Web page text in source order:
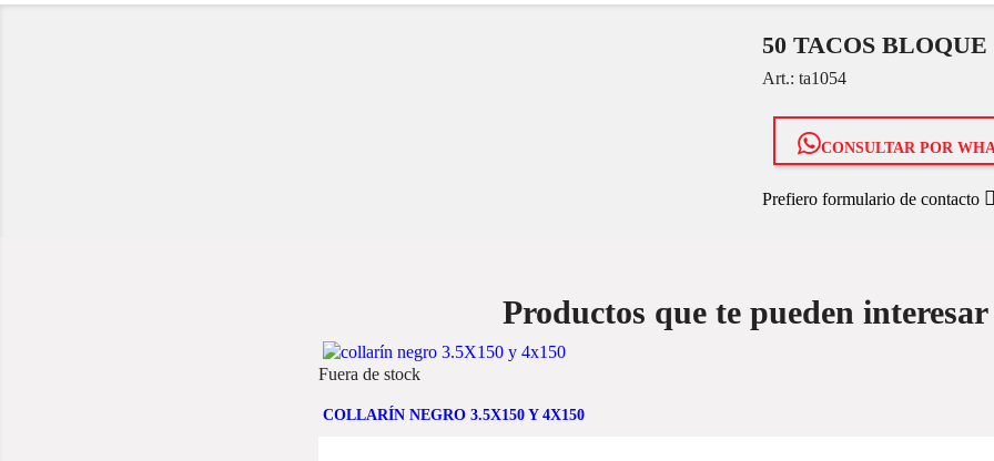
50 TACOS
Art.: ta1054
CONSULTAR POR
Prefiero formulario de contacto
Productos que te pueden interesar
Fuera de stock
COLLARÍN NEGRO 3.5X150 Y 4X150